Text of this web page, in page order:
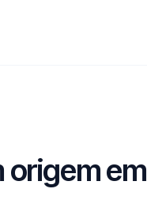
origem em